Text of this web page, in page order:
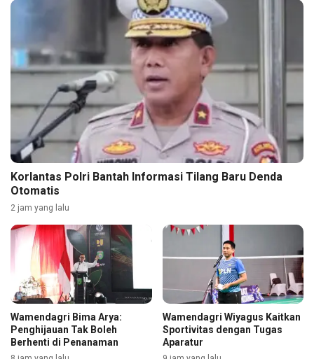
Korlantas Polri Bantah Informasi Tilang Baru Denda
Otomatis
2 jam yang lalu
Wamendagri Bima Arya:
Penghijauan Tak Boleh
Berhenti di Penanaman
Wamendagri Wiyagus Kaitkan
Sportivitas dengan Tugas
Aparatur